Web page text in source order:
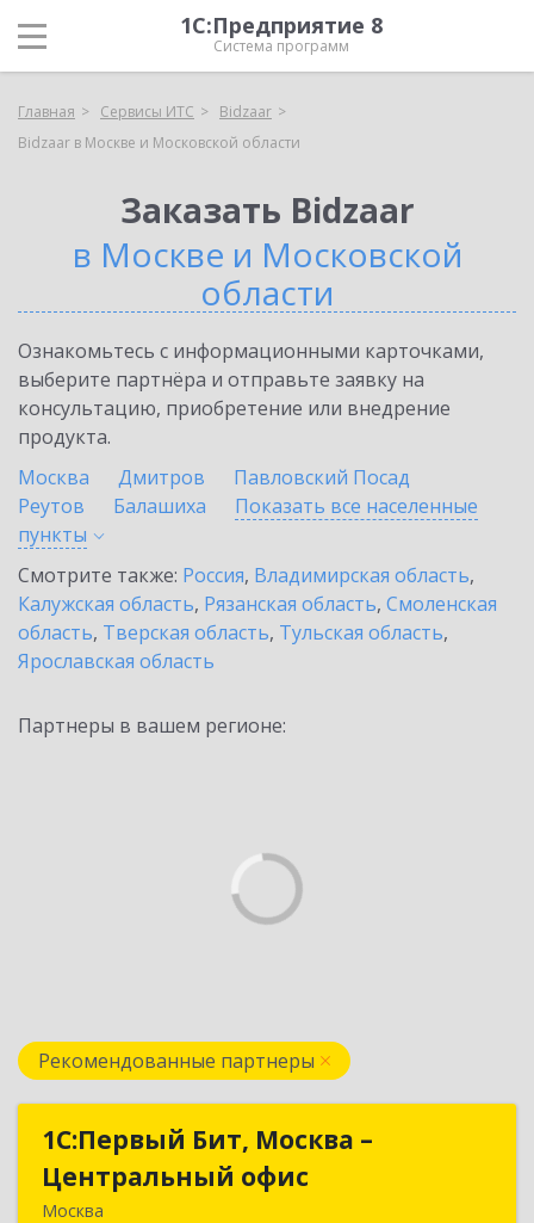
1С:Предприятие 8
Система программ
Главная Сервисы ИТС
Bidzaar
Bidzaar в Москве и Московской области
Заказать Bidzaar
в Москве и Московской
области
Ознакомьтесь с информационными карточками,
выберите партнёра и отправьте заявку на
консультацию, приобретение или внедрение
продукта.
Москва
Дмитров
Павловский Посад
Реутов
Балашиха
Показать все населенные
пункты
Смотрите также: Россия, Владимирская область,
Калужская область, Рязанская область, Смоленская
область, Тверская область, Тульская область,
Ярославская область
Партнеры в вашем регионе:
Рекомендованные партнеры
1С:Первый Бит, Москва –
Центральный офис
Москва
1С:Первый Бит, Москва –
Центральный офис